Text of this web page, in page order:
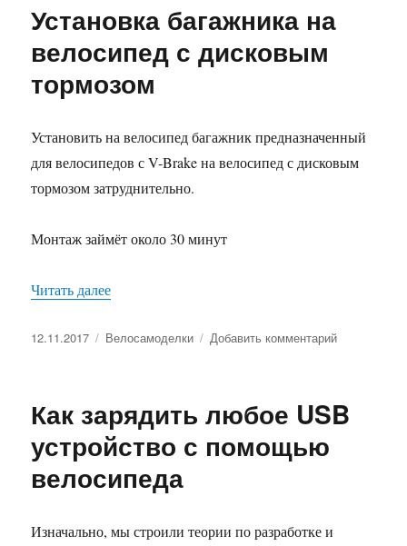
Установка багажника на
велосипед с дисковым
тормозом
Установить на велосипед багажник предназначенный
для велосипедов с V-Brake на велосипед с дисковым
тормозом затруднительно.
Монтаж займёт около 30 минут
Читать далее«Установка багажника на велосипед с
Опубликовано
12.11.2017 Рубрики
Велосамоделки Добавить комментарийк
на
Как зарядить любое USB
устройство с помощью
велосипеда
Изначально, мы строили теории по разработке и